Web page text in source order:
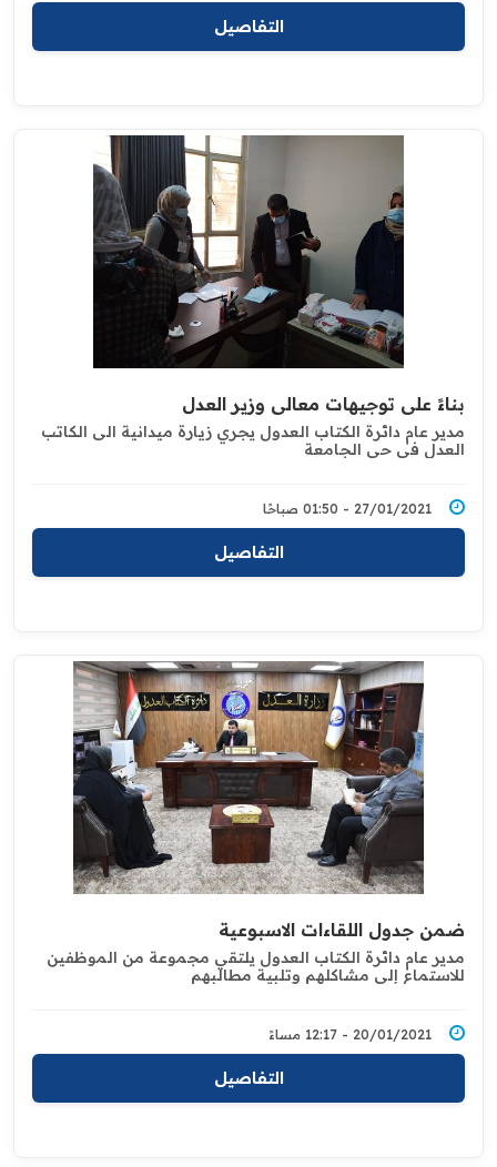
التفاصيل
بناءً على توجيهات معالي وزير العدل
مدير عام دائرة الكتاب العدول يجري زيارة ميدانية ‏الى الكاتب
العدل في حي الجامعة
27/01/2021 - 01:50 صباحًا
التفاصيل
ضمن جدول اللقاءات الاسبوعية
مدير عام دائرة الكتاب العدول يلتقي مجموعة من ‏الموظفين
للاستماع إلى مشاكلهم وتلبية مطالبهم
20/01/2021 - 12:17 مساءً
التفاصيل